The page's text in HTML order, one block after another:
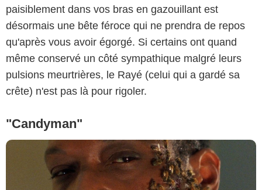
paisiblement dans vos bras en gazouillant est
désormais une bête féroce qui ne prendra de repos
qu'après vous avoir égorgé. Si certains ont quand
même conservé un côté sympathique malgré leurs
pulsions meurtrières, le Rayé (celui qui a gardé sa
crête) n'est pas là pour rigoler.
"Candyman"